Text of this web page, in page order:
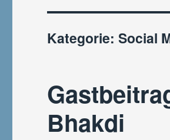
Kategorie:Social
Bhakdi